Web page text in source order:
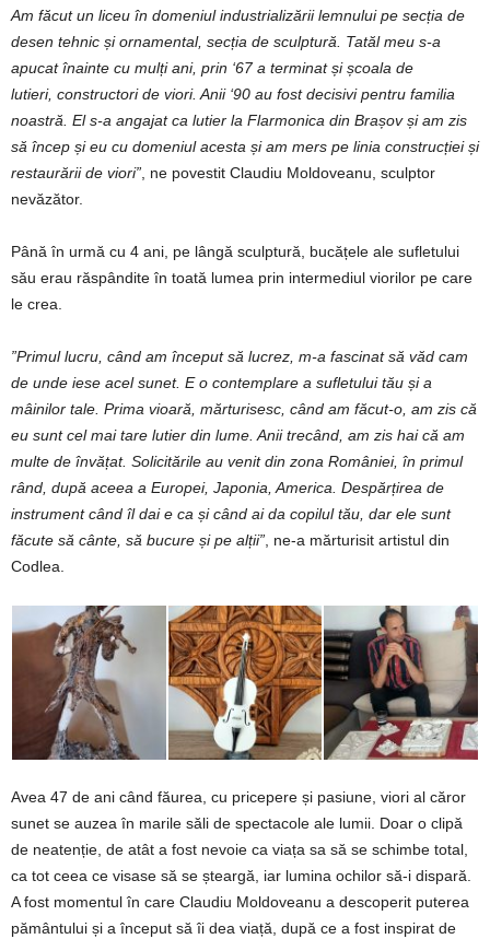
Am făcutun liceu în domeniulindustrializăriilemnuluipe secția de
desen tehnic șiornamental, secția de sculptură. Tatălmeu s-a
apucatînainte cu mulțiani, prin ‘67a terminatșișcoala de
lutieri, constructoride viori. Anii ‘90 au fostdecisivipentru familia
noastră. Els-a angajatca lutier la Flarmonica din Brașovșiam zis
să încep șieu cu domeniul acesta șiam mers pe linia construcțieiși
restaurării de viori”, ne povestit Claudiu Moldoveanu, sculptor
nevăzător.
Până în urmă cu 4 ani, pe lângă sculptură, bucățele ale sufletului
său erau răspândite în toată lumea prin intermediul viorilor pe care
le crea.
”Primullucru, când am începutsă lucrez, m-a fascinatsă văd cam
de unde iese acelsunet. Eo contemplare a sufletuluitău șia
mâinilor tale. Prima vioară, mărturisesc, când am făcut-o, am zis că
eu suntcelmaitare lutier din lume.Aniitrecând, am zis haică am
multe de învățat. Solicitările au venitdin zona României, în primul
rând, după aceea a Europei, Japonia,America. Despărțirea de
instrumentcând îldaie ca șicând aida copilultău, dar ele sunt
făcute să cânte, să bucure șipe alții”, ne-a mărturisit artistul din
Codlea.
Avea 47 de ani când făurea, cu pricepere și pasiune, viori al căror
sunet se auzea în marile săli de spectacole ale lumii. Doar o clipă
de neatenție, de atât a fost nevoie ca viața sa să se schimbe total,
ca tot ceea ce visase să se șteargă, iar lumina ochilor să-i dispară.
A fost momentul în care Claudiu Moldoveanu a descoperit puterea
pământului și a început să îi dea viață, după ce a fost inspirat de